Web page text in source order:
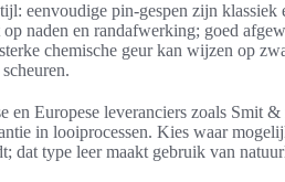
eenvoudige pin-gespen zijn klassiek
naden en randafwerking; goed
chemische geur kan wijzen op
en Europese leveranciers zoals Smit
in looiprocessen. Kies waar
dat type leer maakt gebruik van